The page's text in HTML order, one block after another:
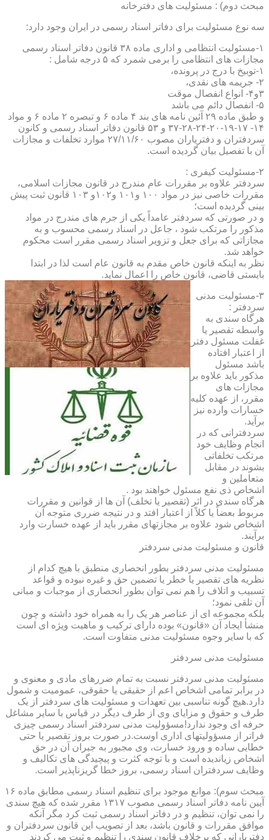
مبحث دوم) : مسئولیت های دفترخانه
سه نوع مسئولیت برای دفاتر اسناد رسمی در ایران وجود دارد:
۱-مسئولیت انتظامی و اداری ماده ۳۸ قانون دفاتر اسناد رسمی
مجازات های انتظامی را برمی شمرد که ۵ درجه شامل :
۱-توبیخ با درج در پرونده،
۲- جریمه های نقدی،
۳و۴- انواع انفصال موقت
۵- انفصال دائم می باشد
و طبق ماده ۲۹ آئین نامه های بند ۴ ماده ۶ و تبصره ۲ ماده ۶ و مواد
۱۴- ۱۷-۱۹-۲۰-۲۴-۲۸-۳۷ و ۵۳ قانون دفاتر اسناد رسمی و کانون
سردفتران و دفتریاران مصوب ۲۷/۱۱/۶۰ موارد تخلفات و مجازات
آن با تفصیل بیان گردیده است.
۲-مسئولیت کیفری :
سردفتر علاوه بر مقررات عام مندرج در قانون مجازات اسلامی،
مقررات خاصی نیز در مواد ۱۰۰ و۱۰۱ و۱۰۲و ۱۰۳ قانون ثبت پیش
بینی گردیده است؛
و در صورتی که سردفتر عامداً یکی از جرم های مندرج در مواد
مذکور را مرتکب شود ، جاعل در اسناد رسمی محسوب و به
مجازاتی که برای جعل و تزویر اسناد رسمی مقرر است محکوم
خواهد شد.
نظر به اینکه قانون خاص مقدم به قانون عام است لذا در ابتدا
بایستی قاضی، قانون خاص را اعمال نماید.
۳-مسئولیت مدنی
سردفتر :
هرگاه سندی به
واسطه تقصیر یا
غفلت مسئول دفتر
از اعتبار افتاده
باشد مسئول
مذکور باید علاوه بر
مجازات های
مقرر، از عهده کلیه
خسارات وارده نیز
برآید.
سردفترانی که در
انجام وظایف خود
مرتکب تخلفاتی
بشوند در مقابل
متعاملین و
اشخاص ذی نفع مسئول خواهند بود .
هرگاه سندی در اثر (تقصیر یا تخلف) آن ها از قوانین و مقررات
مربوط بعضاً یا کلاً از اعتبار افتد و در نتیجه ضرری متوجه آن
اشخاص شود علاوه بر مجازتهای مقرر باید از عهده خسارت وارد
برآیند.
قانون و مسئولیت مدنی سردفتر
مسئولیت مدنی سردفتر بطور انحصاری منطبق با هیچ کدام از
نظریه های تقصیر یا خطر یا تضمین حق و غیره نبوده و قواعد
تسبیب و اتلاف را هم نمی توان بطور انحصاری از موجبات و مبانی
آن تلقی نمود؛
بلکه مجموعه ای از عناصر هر یک را به همراه خود داشته و چون
منشأ ایجاد آن «قانون» بوده دارای ترکیب و ماهیت ویژه ای است
که با سایر وجوه مسئولیت مدنی متفاوت است.
مسئولیت مدنی سردفتر
مسئولیت مدنی سردفتر نسبت به تمام ضررهای مادی و معنوی و
در برابر تمامی اشخاص اعم از حقیقی یا حقوقی، عمومیت و شمول
دارد.هیچ گونه تناسبی بین تعهدات و مسئولیت های سردفتر از یک
طرف و حقوق و مزایای وی از طرف دیگر در قیاس با سایر مشاغل
حرفه ای وجود ندارد!مسؤولیت مدنی سردفتر اسناد رسمی چیزی
فراتر از مسؤولیتهای اداری اوست.در صورت بروز تقصیر یا حتی
خطایی ساده و ورود خسارت، وی مجبور به جبران آن در حق
اشخاص زیاندیده است و با توجه کثرت و پیچیدگی های تکالیف و
وظایف سردفتران اسناد رسمی، بروز خطا گریزناپذیر است.
مبحث سوم): موانع موجود برای تنظیم اسناد رسمی مطابق ماده ۱۶
آیین نامه دفاتر اسناد رسمی مصوب ۱۳۱۷ مقرر شده که هیچ سندی
را نمی توان، تنظیم و در دفاتر اسناد رسمی ثبت کرد مگر آنکه
موافق مقررات و قانون باشد، بعد از تصویب این قانون سردفتران و
دفتریارانی که برخلاف قانون سندی را تنظیم و ثبت می کردند